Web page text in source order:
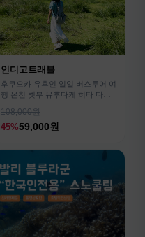
인디고트래블
후쿠오카 유후인 일일 버스투어 여
행 온천 벳부 유후다케 히타 다자
108,000원
45%59,000원